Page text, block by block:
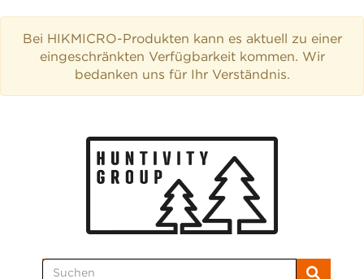
Bei HIKMICRO-Produkten kann es aktuell zu einer
eingeschränkten Verfügbarkeit kommen. Wir
bedanken uns für Ihr Verständnis.